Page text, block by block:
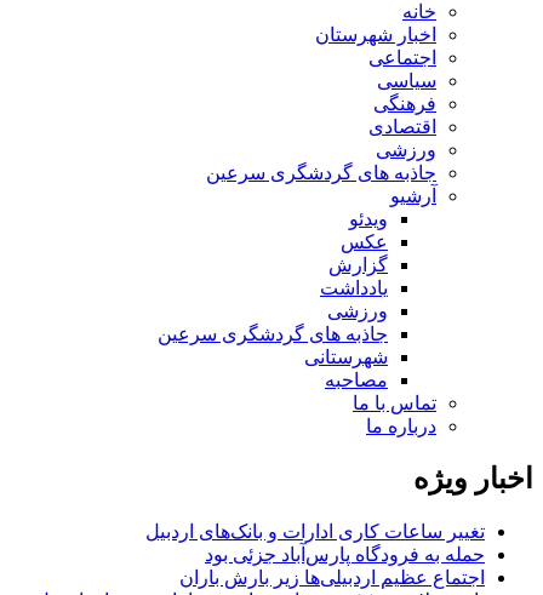
خانه
اخبار شهرستان
اجتماعی
سیاسی
فرهنگی
اقتصادی
ورزشی
جاذبه های گردشگری سرعین
آرشیو
ویدئو
عکس
گزارش
یادداشت
ورزشی
جاذبه های گردشگری سرعین
شهرستانی
مصاحبه
تماس با ما
درباره ما
اخبار ویژه
تغییر ساعات کاری ادارات و بانک‌های اردبیل
حمله به فرودگاه پارس‌‌آباد جزئی بود
اجتماع عظیم اردبیلی‌ها زیر بارش باران